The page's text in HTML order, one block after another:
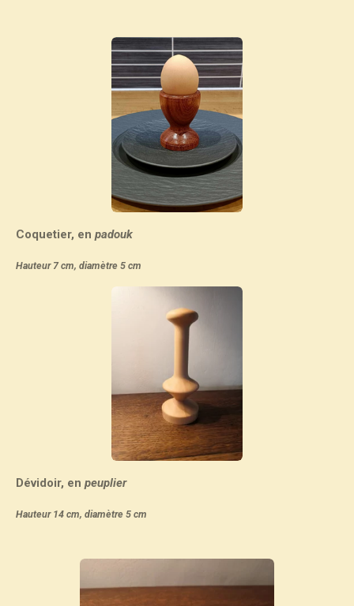
Coquetier, en padouk
Hauteur 7 cm, diamètre 5 cm
Dévidoir, en peuplier
Hauteur 14 cm, diamètre 5 cm